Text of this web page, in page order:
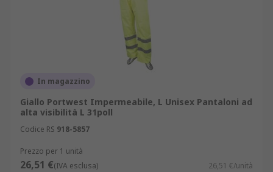
In magazzino
Giallo Portwest Impermeabile, L Unisex Pantaloni ad
alta visibilità L 31poll
Codice RS 918-5857
Prezzo per 1 unità
26,51 €(IVA esclusa) 26,51 €/unità